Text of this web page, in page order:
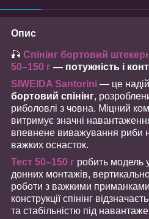
Опис
🎣 Спінінг бортовий
50–150 г — потужність і
SIWEIDA Santorini — це
бортовий спінінг,
риболовлі з човна. Міцний
витримує значні
впевнене виважування риби
важких оснасток.
Тест 50–150 г робить модель
донних монтажів,
роботи з важкими
конструкції спінінг
та стабільністю під